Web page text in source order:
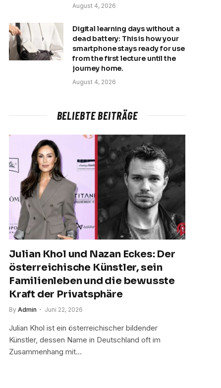
August 4, 2026
Digital learning days without a
dead battery: This is how your
smartphone stays ready for use
from the first lecture until the
journey home.
August 4, 2026
BELIEBTE BEITRÄGE
Julian Khol und Nazan Eckes: Der
österreichische Künstler, sein
Familienleben und die bewusste
Kraft der Privatsphäre
By Admin Juni 22, 2026
Julian Khol ist ein österreichischer bildender
Künstler, dessen Name in Deutschland oft im
Zusammenhang mit…